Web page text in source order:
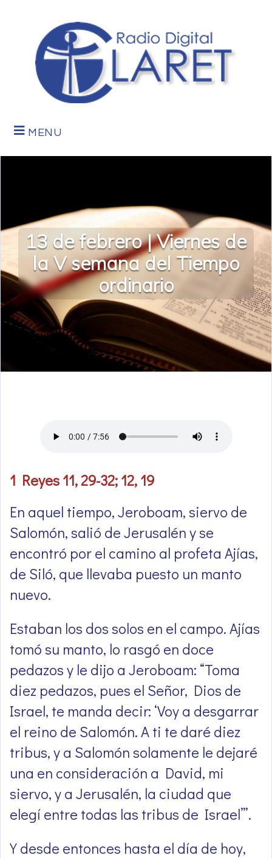
MENU
13 de febrero | Viernes de
la V semana del Tiempo
ordinario
1 Reyes 11, 29-32; 12, 19
En aquel tiempo, Jeroboam, siervo de
Salomón, salió de Jerusalén y se
encontró por el camino al profeta Ajías,
de Siló, que llevaba puesto un manto
nuevo.
Estaban los dos solos en el campo. Ajías
tomó su manto, lo rasgó en doce
pedazos y le dijo a Jeroboam: “Toma
diez pedazos, pues el Señor, Dios de
Israel, te manda decir: ‘Voy a desgarrar
el reino de Salomón. A ti te daré diez
tribus, y a Salomón solamente le dejaré
una en consideración a David, mi
siervo, y a Jerusalén, la ciudad que
elegí entre todas las tribus de Israel’”.
Y desde entonces hasta el día de hoy,